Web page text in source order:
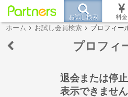
お試し検索 料金
ホーム お試し会員検索 プロフィー
プロフィ
退会または停
表示できませ